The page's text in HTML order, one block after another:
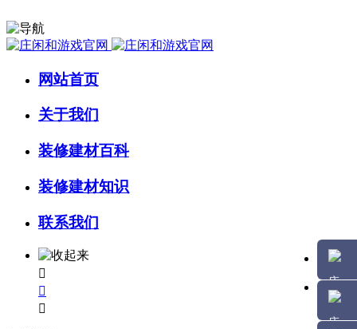
网站首页
关于我们
装修建材百科
装修建材知识
联系我们


